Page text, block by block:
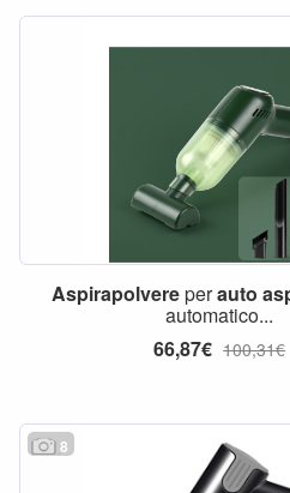
Aspirapolvereperauto
automatico...
66,87€ 100,31€
8